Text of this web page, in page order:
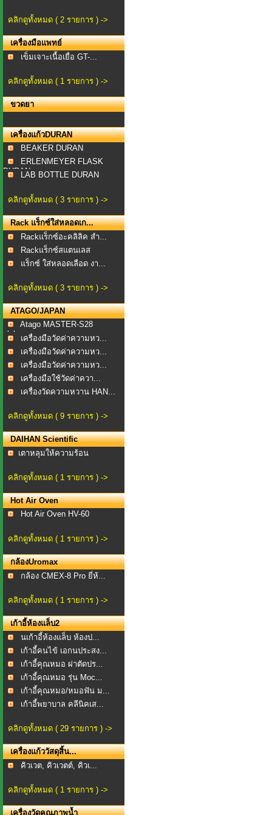
คลิกดูทั้งหมด ( 2 รายการ ) ->
เครื่องมือแพทย์
เข็มเจาะเนื้อเยื่อ GT-...
คลิกดูทั้งหมด ( 1 รายการ ) ->
ขวดยา
เครื่องแก้วDURAN
BEAKER DURAN
ERLENMEYER FLASK
DURANLAB BOTTLE DURAN
คลิกดูทั้งหมด ( 3 รายการ ) ->
Rack แร็กซ์ใส่หลอดเก...
Rackแร็กซ์อะคลิลิค สำ...
Rackแร็กซ์สแตนเลส
สำหร...แร็กซ์ ใส่หลอดเลือด งา...
คลิกดูทั้งหมด ( 3 รายการ ) ->
ATAGO/JAPAN
Atago MASTER-S28
alpha...เครื่องมือวัดค่าความหว...
เครื่องมือวัดค่าความหว...
เครื่องมือวัดค่าความหว...
เครื่องมือใช้วัดค่าควา...
เครื่องวัดความหวาน HAN...
คลิกดูทั้งหมด ( 9 รายการ ) ->
DAIHAN Scientific
​เตาหลุมให้ความร้อน
คลิกดูทั้งหมด ( 1 รายการ ) ->
Hot Air Oven
Hot Air Oven HV-60
คลิกดูทั้งหมด ( 1 รายการ ) ->
กล้องUromax
กล้อง CMEX-8 Pro ยี่ห้...
คลิกดูทั้งหมด ( 1 รายการ ) ->
เก้าอี้ห้องแล็บ2
นเก้าอี้ห้องแล็บ ห้องป...
เก้าอี้คนไข้ เอกนประสง...
เก้าอี้คุณหมอ ผ่าตัดปร...
เก้าอี้คุณหมอ รุ่น Moc...
เก้าอี้คุณหมอ/หมอฟัน ม...
เก้าอี้พยาบาล คลีนิคเส...
คลิกดูทั้งหมด ( 29 รายการ ) ->
เครื่องแก้ววัสดุสิ้น...
คิวเวต, คิวเวตต์, คิวเ...
คลิกดูทั้งหมด ( 1 รายการ ) ->
เครื่องวัดคุณภาพน้ำ